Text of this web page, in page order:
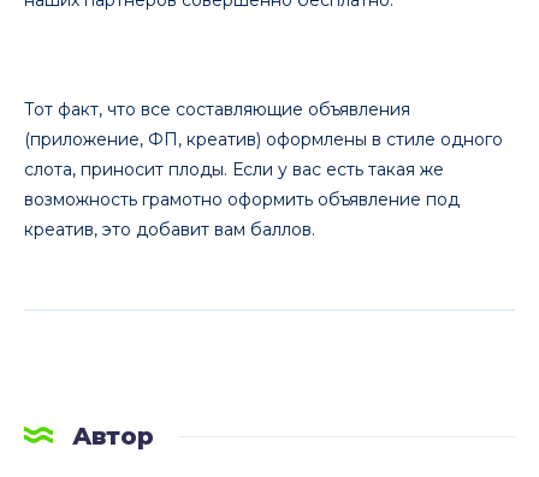
Тот факт, что все составляющие объявления
(приложение, ФП, креатив) оформлены в стиле одного
слота, приносит плоды. Если у вас есть такая же
возможность грамотно оформить объявление под
креатив, это добавит вам баллов.
Автор